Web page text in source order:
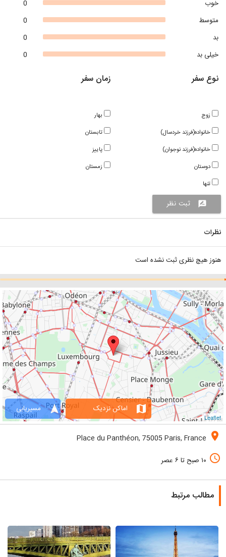
0
خوب
0
متوسط
0
بد
0
خیلی بد
زمان سفر
بهار
تابستان
پاییز
زمستان
نوع سفر
زوج
خانواده(فرزند خردسال)
خانواده(فرزند نوجوان)
دوستان
تنها
rate_review ثبت نظر
نظرات
هنوز هیچ نظری ثبت نشده است
Leaflet
navigation مسیریابی map اماکن نزدیک
location_on
Place du Panthéon, 75005 Paris, France
access_time ۱۰ صبح تا ۶ عصر
مطالب مرتبط